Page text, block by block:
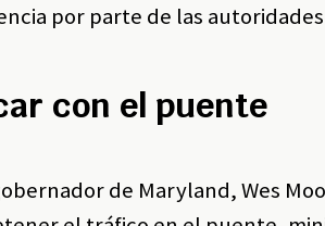
por parte de las
con el puente
de Maryland, Wes